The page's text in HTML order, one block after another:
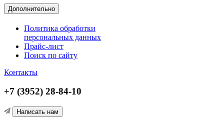
Дополнительно
Политика обработки
персональных данных
Прайс-лист
Поиск по сайту
Контакты
+7 (3952) 28-84-10
Написать нам